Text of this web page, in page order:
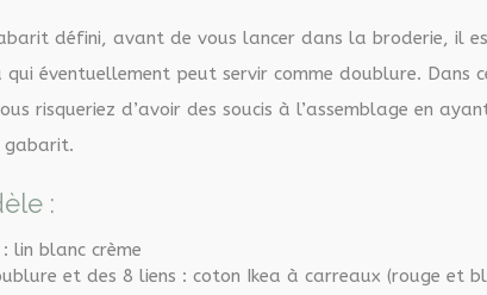
défini, avant de vous lancer dans la broderie, il
éventuellement peut servir comme doublure. Dans
risqueriez d’avoir des soucis à l’assemblage en
gabarit.
:
lin blanc crème
et des 8 liens : coton Ikea à carreaux (rouge et